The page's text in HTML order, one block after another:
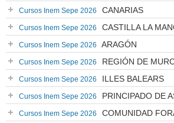
Cursos Inem Sepe 2026 CANARIAS
Cursos Inem Sepe 2026 CASTILLA LA
Cursos Inem Sepe 2026 ARAGÓN
Cursos Inem Sepe 2026 REGIÓN DE
Cursos Inem Sepe 2026 ILLES BALEARS
Cursos Inem Sepe 2026 PRINCIPADO DE
Cursos Inem Sepe 2026 COMUNIDAD